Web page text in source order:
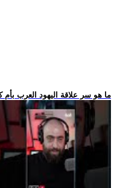
.. ما هو سر علاقة اليهود العرب بأم